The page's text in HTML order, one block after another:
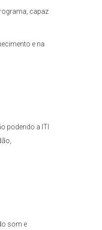
capaz
e na
podendo a ITI
som e